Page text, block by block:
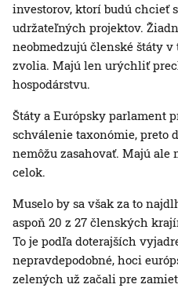
investorov, ktorí budú chcieť
udržateľných projektov.
neobmedzujú členské štáty
zvolia. Majú len urýchliť
hospodárstvu.
Štáty a Európsky parlament
schválenie taxonómie, preto
nemôžu zasahovať. Majú ale
celok.
Muselo by sa však za to
aspoň 20 z 27 členských
To je podľa doterajších
nepravdepodobné, hoci
zelených už začali pre